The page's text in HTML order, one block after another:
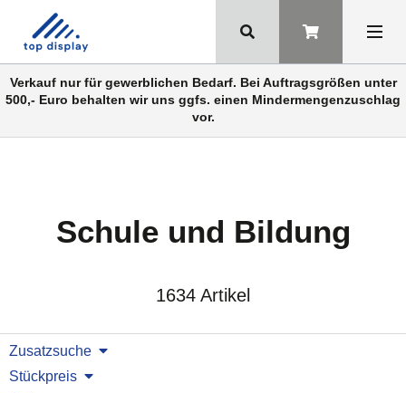
Verkauf nur für gewerblichen Bedarf. Bei Auftragsgrößen unter
500,- Euro behalten wir uns ggfs. einen Mindermengenzuschlag
vor.
Schule und Bildung
1634 Artikel
Zusatzsuche
Stückpreis